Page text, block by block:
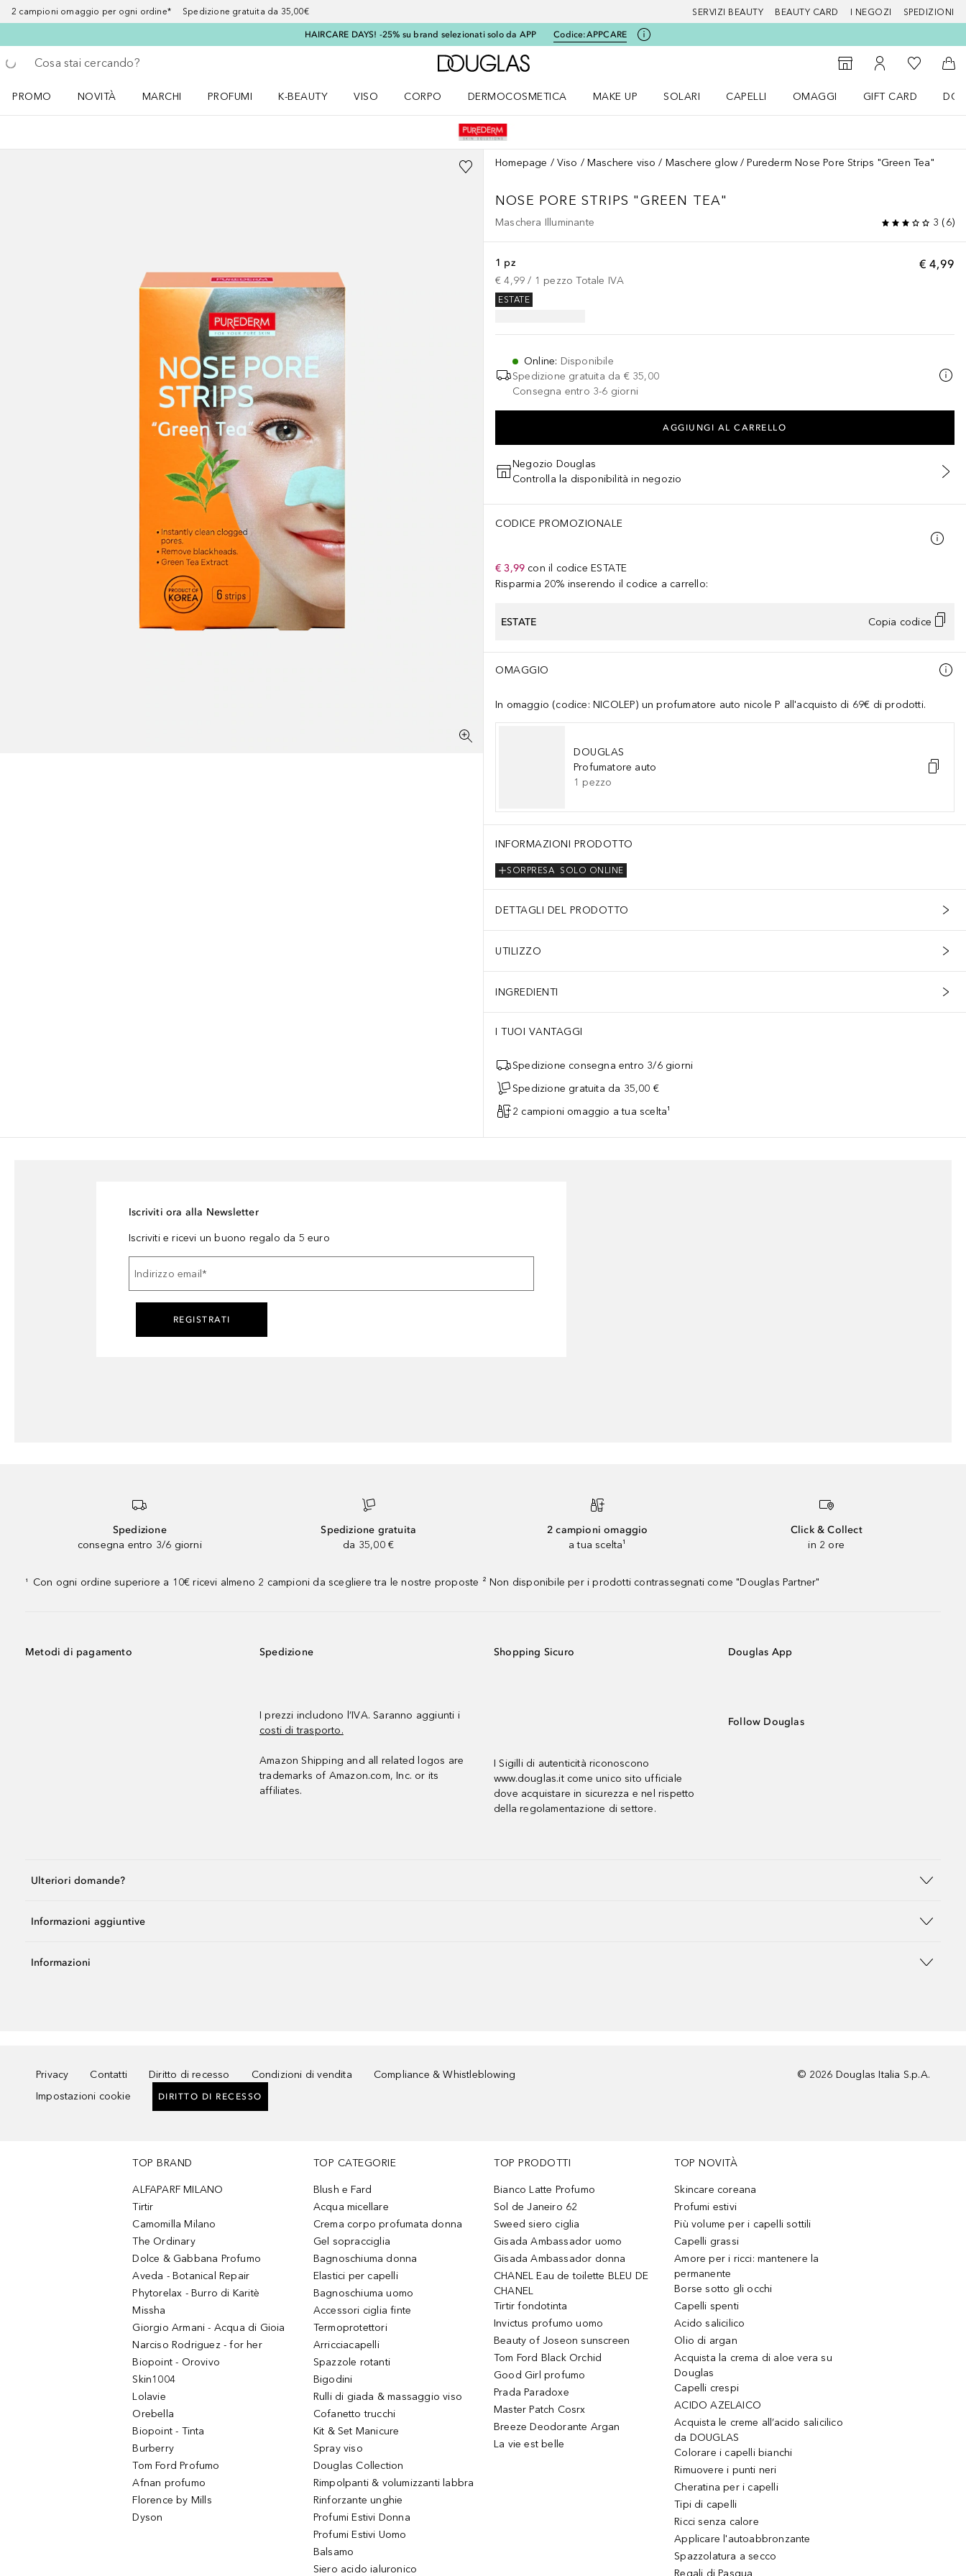
2 campioni omaggio per ogni ordine* Spedizione gratuita da 35,00€ SERVIZI BEAUTY BEAUTY CARD I NEGOZI SPEDIZIONI
HAIRCARE DAYS! -25% su brand selezionati solo da APP Codice:APPCARE
Torna indietro
Esegui ricerca
A Douglas Home
StorefinderAl Mio Account
Alla Mia
Al
PROMO
NOVITÀ
MARCHI
PROFUMI
K-BEAUTY
VISO
CORPO
DERMOCOSMETICA
MAKE UP
SOLARI
CAPELLI
OMAGGI
GIFT CARD
Homepage Viso Maschere viso Maschere glow Purederm Nose Pore Strips "Green Tea"
NOSE PORE STRIPS "GREEN TEA"
Maschera Illuminante 3 (6)
€ 4,99
1 pz
€ 4,99 / 1 pezzo Totale IVA
ESTATE
Online: Disponibile
Spedizione gratuita da € 35,00
Consegna entro 3-6 giorni
AGGIUNGI AL CARRELLO
Negozio Douglas
Controlla la disponibilità in negozio
CODICE PROMOZIONALE
€ 3,99 con il codice ESTATE
Risparmia 20% inserendo il codice a carrello:
ESTATE Copia codice
OMAGGIO
In omaggio (codice: NICOLEP) un profumatore auto nicole P all'acquisto di 69€ di prodotti.
DOUGLAS
Profumatore auto
1 pezzo
INFORMAZIONI PRODOTTO
SOLO ONLINE
SORPRESA
DETTAGLI DEL PRODOTTO
UTILIZZO
INGREDIENTI
I TUOI VANTAGGI
Spedizione consegna entro 3/6 giorni
Spedizione gratuita da 35,00 €
2 campioni omaggio a tua scelta¹
Iscriviti ora alla Newsletter
Iscriviti e ricevi un buono regalo da 5 euro
Indirizzo email *
REGISTRATI
Spedizione
consegna entro 3/6 giorni
Spedizione gratuita
da 35,00 €
2 campioni omaggio
a tua scelta¹
Click & Collect
in 2 ore
¹ Con ogni ordine superiore a 10€ ricevi almeno 2 campioni da scegliere tra le nostre proposte ² Non disponibile per i prodotti contrassegnati come "Douglas Partner"
Metodi di pagamento Spedizione
I prezzi includono l’IVA. Saranno aggiunti i
costi di trasporto.
Amazon Shipping and all related logos are
trademarks of Amazon.com, Inc. or its
affiliates.
Shopping Sicuro
I Sigilli di autenticità riconoscono
www.douglas.it come unico sito ufficiale
dove acquistare in sicurezza e nel rispetto
della regolamentazione di settore.
Douglas App
Follow Douglas
Ulteriori domande?
Informazioni aggiuntive
Informazioni
Privacy Contatti Diritto di recesso Condizioni di vendita
Compliance & Whistleblowing
Impostazioni cookie
DIRITTO DI RECESSO
© 2026 Douglas Italia S.p.A.
TOP BRAND
ALFAPARF MILANO
Tirtir
Camomilla Milano
The Ordinary
Dolce & Gabbana Profumo
Aveda - Botanical Repair
Phytorelax - Burro di Karitè
Missha
Giorgio Armani - Acqua di Gioia
Narciso Rodriguez - for her
Biopoint - Orovivo
Skin1004
Lolavie
Orebella
Biopoint - Tinta
Burberry
Tom Ford Profumo
Afnan profumo
Florence by Mills
Dyson
TOP CATEGORIE
Blush e Fard
Acqua micellare
Crema corpo profumata donna
Gel sopracciglia
Bagnoschiuma donna
Elastici per capelli
Bagnoschiuma uomo
Accessori ciglia finte
Termoprotettori
Arricciacapelli
Spazzole rotanti
Bigodini
Rulli di giada & massaggio viso
Cofanetto trucchi
Kit & Set Manicure
Spray viso
Douglas Collection
Rimpolpanti & volumizzanti labbra
Rinforzante unghie
Profumi Estivi Donna
Profumi Estivi Uomo
Balsamo
Siero acido ialuronico
TOP PRODOTTI
Bianco Latte Profumo
Sol de Janeiro 62
Sweed siero ciglia
Gisada Ambassador uomo
Gisada Ambassador donna
CHANEL Eau de toilette BLEU DE
CHANEL
Tirtir fondotinta
Invictus profumo uomo
Beauty of Joseon sunscreen
Tom Ford Black Orchid
Good Girl profumo
Prada Paradoxe
Master Patch Cosrx
Breeze Deodorante Argan
La vie est belle
TOP NOVITÀ
Skincare coreana
Profumi estivi
Più volume per i capelli sottili
Capelli grassi
Amore per i ricci: mantenere la
permanente
Borse sotto gli occhi
Capelli spenti
Acido salicilico
Olio di argan
Acquista la crema di aloe vera su
Douglas
Capelli crespi
ACIDO AZELAICO
Acquista le creme all’acido salicilico
da DOUGLAS
Colorare i capelli bianchi
Rimuovere i punti neri
Cheratina per i capelli
Tipi di capelli
Ricci senza calore
Applicare l'autoabbronzante
Spazzolatura a secco
Regali di Pasqua